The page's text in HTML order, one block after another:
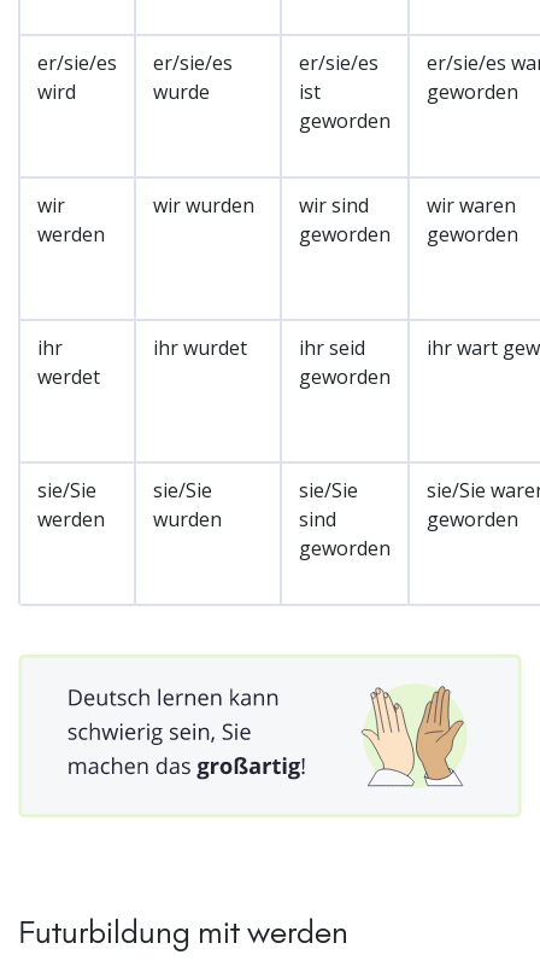
er/sie/es
wird
er/sie/es
wurde
er/sie/es
ist
geworden
er/sie/es
geworden
wir
werden
wir wurden
wir sind
geworden
wir waren
geworden
ihr
werdet
ihr wurdet
ihr seid
geworden
ihr wart
sie/Sie
werden
sie/Sie
wurden
sie/Sie
sind
geworden
sie/Sie
geworden
Futurbildung mit werden